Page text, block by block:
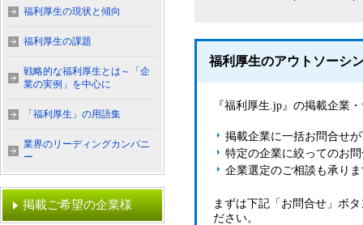
福利厚生のアウトソーシ
『福利厚生.jp』の掲載企業
掲載企業に一括お問合せ
特定の企業に絞ってのお
企業選定のご相談も承り
まずは下記「お問合せ」ボ
ださい。
福利厚生の現状と傾向
福利厚生の課題
戦略的な福利厚生とは～「企
業の実例」を中心に
「福利厚生」の用語集
業界のリーディングカンパニ
ー
掲載ご希望の企業様